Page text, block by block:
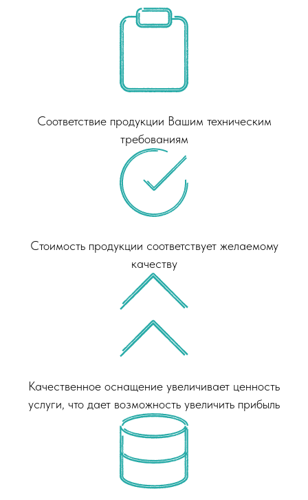
Соответствие продукции Вашим техническим
требованиям
Стоимость продукции соответствует желаемому
качеству
Качественное оснащение увеличивает ценность
услуги, что дает возможность увеличить прибыль